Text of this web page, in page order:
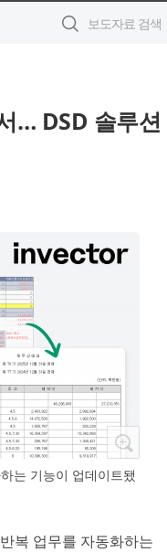
… DSD 솔루션
는 기능이 업데이트됐
복 업무를 자동화하는